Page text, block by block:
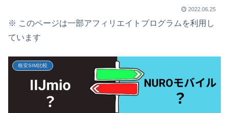
2022.06.25
※ このページは一部アフィリエイトプログラムを利用し
ています
格安SIM比較